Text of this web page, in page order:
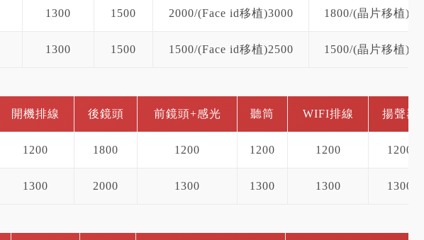
1300 1500 2000/(Face id移植)3000 1800/(晶片移植
1300 1500 1500/(Face id移植)2500 1500/(晶片移植
開機排線 後鏡頭 前鏡頭+感光 聽筒 WIFI排線 揚聲器
1200 1800 1200 1200 1200 1200
1300 2000 1300 1300 1300 1300